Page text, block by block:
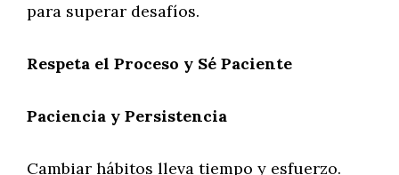
para superar desafíos.
Respeta el Proceso y Sé Paciente
Paciencia y Persistencia
Cambiar hábitos lleva tiempo y esfuerzo.